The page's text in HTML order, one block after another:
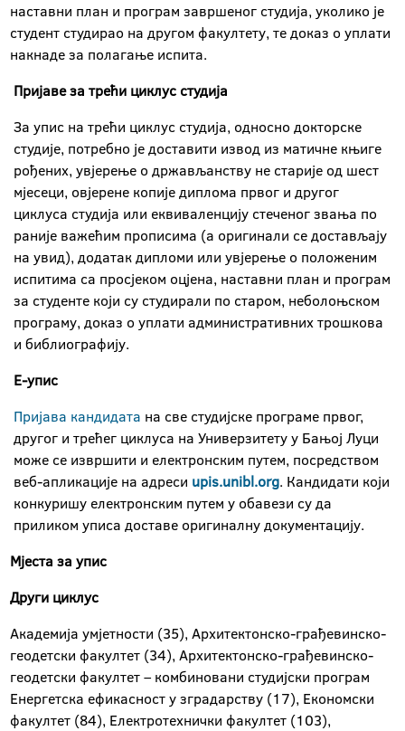
наставни план и програм завршеног студија, уколико је
студент студирао на другом факултету, те доказ о уплати
накнаде за полагање испита.
Пријаве за трећи циклус студија
За упис на трећи циклус студија, односно докторске
студије, потребно је доставити извод из матичне књиге
рођених, увјерење о држављанству не старије од шест
мјесеци, овјерене копије диплома првог и другог
циклуса студија или еквиваленцију стеченог звања по
раније важећим прописима (а оригинали се достављају
на увид), додатак дипломи или увјерење о положеним
испитима са просјеком оцјена, наставни план и програм
за студенте који су студирали по старом, неболоњском
програму, доказ о уплати административних трошкова
и библиографију.
Е-упис
Пријава кандидата на све студијске програме првог,
другог и трећег циклуса на Универзитету у Бањој Луци
може се извршити и електронским путем, посредством
веб-апликације на адреси upis.unibl.org. Кандидати који
конкуришу електронским путем у обавези су да
приликом уписа доставе оригиналну документацију.
Мјеста за упис
Други циклус
Академија умјетности (35), Архитектонско-грађевинско-
геодетски факултет (34), Архитектонско-грађевинско-
геодетски факултет – комбиновани студијски програм
Енергетска ефикасност у зградарству (17), Економски
факултет (84), Електротехнички факултет (103),